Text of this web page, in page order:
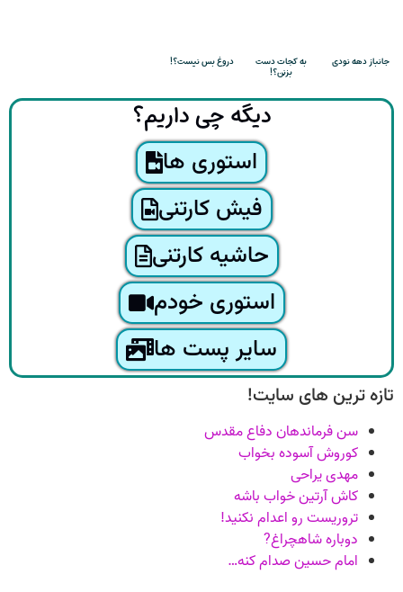
جانباز دهه نودی به کجات دست
بزنن؟!
دروغ بس نیست؟!
دیگه چی داریم؟
استوری ها
فیش کارتنی
حاشیه کارتنی
استوری خودم
سایر پست ها
تازه ترین های سایت!
سن فرماندهان دفاع مقدس
کوروش آسوده بخواب
مهدی یراحی
کاش آرتین خواب باشه
تروریست رو اعدام نکنید!
دوباره شاهچراغ?
امام حسین صدام کنه…